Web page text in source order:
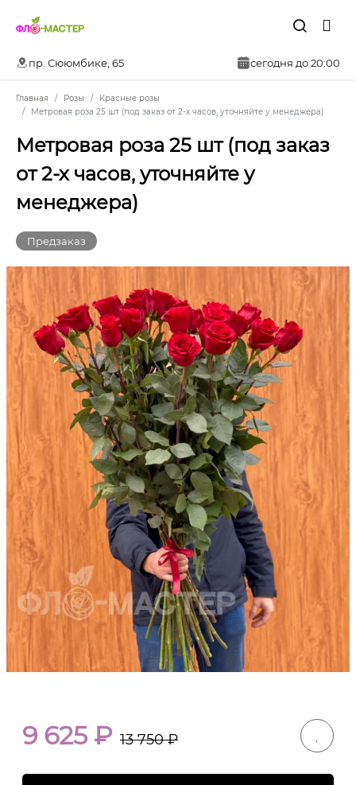
пр. Сююмбике, 65 сегодня до 20:00
Главная Розы
Красные розы
Метровая роза 25 шт (под заказ от 2-х часов, уточняйте у менеджера)
Метровая роза 25 шт (под заказ
от 2-х часов, уточняйте у
менеджера)
Предзаказ
9 625 ₽ 13 750₽